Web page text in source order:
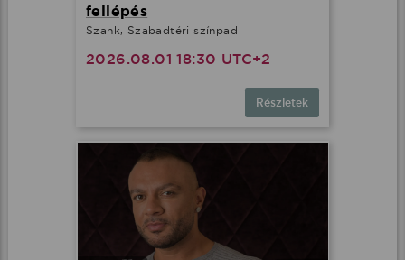
fellépés
Szank, Szabadtéri színpad
2026.08.01 18:30 UTC+2
Részletek